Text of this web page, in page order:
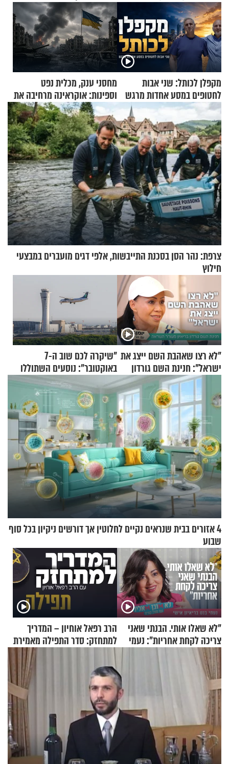
מקפלן לכותל: שני אבות
לחטופים במסע אחדות מרגש
מחסני ענק, מכלית נפט
וספינות: אוקראינה מרחיבה את
התקיפות בעומק רוסיה
צרפת: נהר הסן בסכנת התייבשות, אלפי דגים מועברים במבצעי
חילוץ
"לא רצו שאהבת השם ייצג את
ישראל": חנינת השם גורדון
בריאיון מעורר השראה
"שיקרה לכם שוב ה-7
באוקטובר": נוסעים השתוללו
בטיסה לפרנקפורט ונעצרו
לאחר שתקפו שוטרים
4 אזורים בבית שנראים נקיים לחלוטין אך דורשים ניקיון בכל סוף
שבוע
"לא שאלו אותי. הבנתי שאני
צריכה לקחת אחריות": נעמי
בנט בריאיון אישי
הרב רפאל אוחיון – המדריך
למתחזק: סדר התפילה מאמירת
הקורבנות ועד קריאת שמע